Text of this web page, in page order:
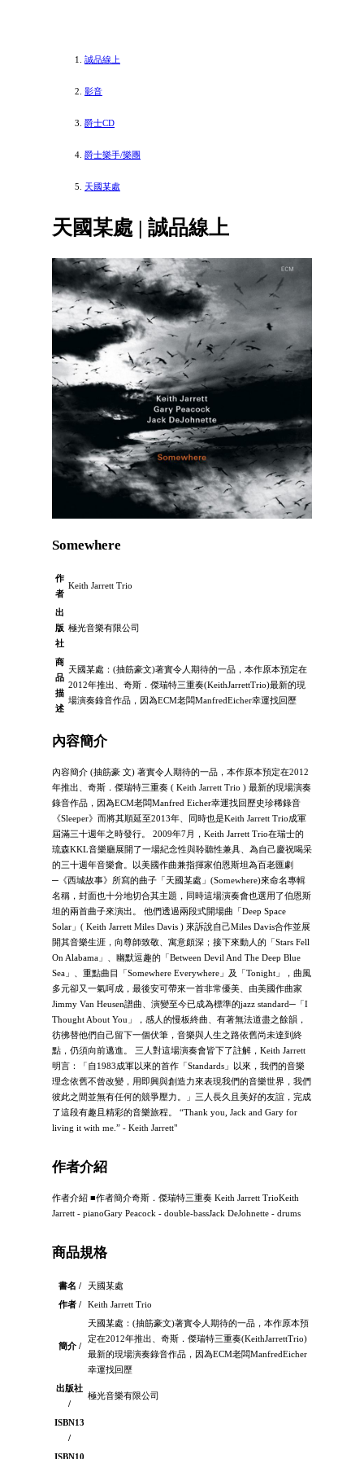
誠品線上
影音
爵士CD
爵士樂手/樂團
天國某處
天國某處 | 誠品線上
Somewhere
作
者
Keith Jarrett Trio
出
版
社
極光音樂有限公司
商
品
描
述
天國某處：(抽筋豪文)著實令人期待的一品，本作原本預定在
2012年推出、奇斯．傑瑞特三重奏(KeithJarrettTrio)最新的現
場演奏錄音作品，因為ECM老闆ManfredEicher幸運找回歷
內容簡介
內容簡介 (抽筋豪 文) 著實令人期待的一品，本作原本預定在2012
年推出、奇斯．傑瑞特三重奏 ( Keith Jarrett Trio ) 最新的現場演奏
錄音作品，因為ECM老闆Manfred Eicher幸運找回歷史珍稀錄音
《Sleeper》而將其順延至2013年、同時也是Keith Jarrett Trio成軍
屆滿三十週年之時發行。 2009年7月，Keith Jarrett Trio在瑞士的
琉森KKL音樂廳展開了一場紀念性與聆聽性兼具、為自己慶祝喝采
的三十週年音樂會。以美國作曲兼指揮家伯恩斯坦為百老匯劇
─《西城故事》所寫的曲子「天國某處」(Somewhere)來命名專輯
名稱，封面也十分地切合其主題，同時這場演奏會也選用了伯恩斯
坦的兩首曲子來演出。 他們透過兩段式開場曲「Deep Space
Solar」( Keith Jarrett Miles Davis ) 來訴說自己Miles Davis合作並展
開其音樂生涯，向尊師致敬、寓意頗深；接下來動人的「Stars Fell
On Alabama」、幽默逗趣的「Between Devil And The Deep Blue
Sea」、重點曲目「Somewhere Everywhere」及「Tonight」，曲風
多元卻又一氣呵成，最後安可帶來一首非常優美、由美國作曲家
Jimmy Van Heusen譜曲、演變至今已成為標準的jazz standard─「I
Thought About You」，感人的慢板終曲、有著無法道盡之餘韻，
彷彿替他們自己留下一個伏筆，音樂與人生之路依舊尚未達到終
點，仍須向前邁進。 三人對這場演奏會皆下了註解，Keith Jarrett
明言：「自1983成軍以來的首作「Standards」以來，我們的音樂
理念依舊不曾改變，用即興與創造力來表現我們的音樂世界，我們
彼此之間並無有任何的競爭壓力。」三人長久且美好的友誼，完成
了這段有趣且精彩的音樂旅程。 “Thank you, Jack and Gary for
living it with me.” - Keith Jarrett"
作者介紹
作者介紹 ■作者簡介奇斯．傑瑞特三重奏 Keith Jarrett TrioKeith
Jarrett - pianoGary Peacock - double-bassJack DeJohnette - drums
商品規格
書名 /
天國某處
作者 /
Keith Jarrett Trio
簡介 /
天國某處：(抽筋豪文)著實令人期待的一品，本作原本預
定在2012年推出、奇斯．傑瑞特三重奏(KeithJarrettTrio)
最新的現場演奏錄音作品，因為ECM老闆ManfredEicher
幸運找回歷
出版社
/
極光音樂有限公司
ISBN13
/
ISBN10